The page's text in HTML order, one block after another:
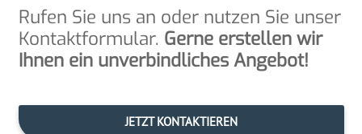
Rufen Sie uns an oder nut­zen Sie unser
Kon­takt­for­mu­lar. Ger­ne erstel­len wir
Ihnen ein unver­bind­li­ches Angebot!
JETZT KON­TAK­TIE­REN